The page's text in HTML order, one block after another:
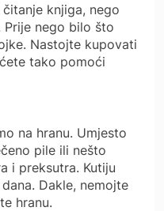
knjiga, nego
Prije nego bilo što
Nastojte kupovati
tako pomoći
na hranu. Umjesto
pile ili nešto
i preksutra. Kutiju
Dakle, nemojte
hranu.